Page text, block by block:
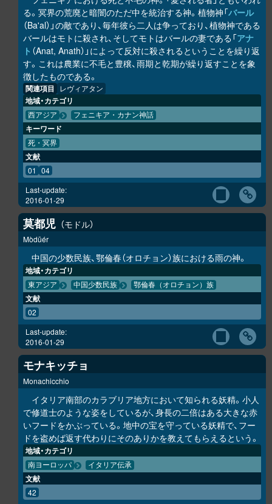
る。冥界の荒廃と暗闇のただ中を統治する神。植物神「バール
（Ba'al）」の敵であり、毎年彼ら二人は争っており、植物神である
バールはモトに殺され、そしてモトはバールの妻である「アナ
ト （Anat, Anath）」によって反対に殺されるということを繰り返
す。これは農業に不毛と豊穣、雨期と乾期が繰り返すことを象
徴したものである。
関連項目 レヴィアタン
地域・カテゴリ
西アジア フェニキア・カナン神話
キーワード
死・冥界
文献
01 04
Last-update:
2016-01-29
莫都児 モドル
Mòdūér
中国の少数民族、鄂倫春（オロチョン）族における雨の神。
地域・カテゴリ
東アジア 中国少数民族 鄂倫春（オロチョン）族
文献
02
Last-update:
2016-01-29
モナキッチョ
Monachicchio
イタリア南部のカラブリア地方において知られる妖精。小人
で修道士のような姿をしているが、身長の二倍はある大きな赤
いフードをかぶっている。地中の宝を守っている妖精で、フー
ドを盗めば返す代わりにそのありかを教えてもらえるという。
地域・カテゴリ
南ヨーロッパ イタリア伝承
文献
42